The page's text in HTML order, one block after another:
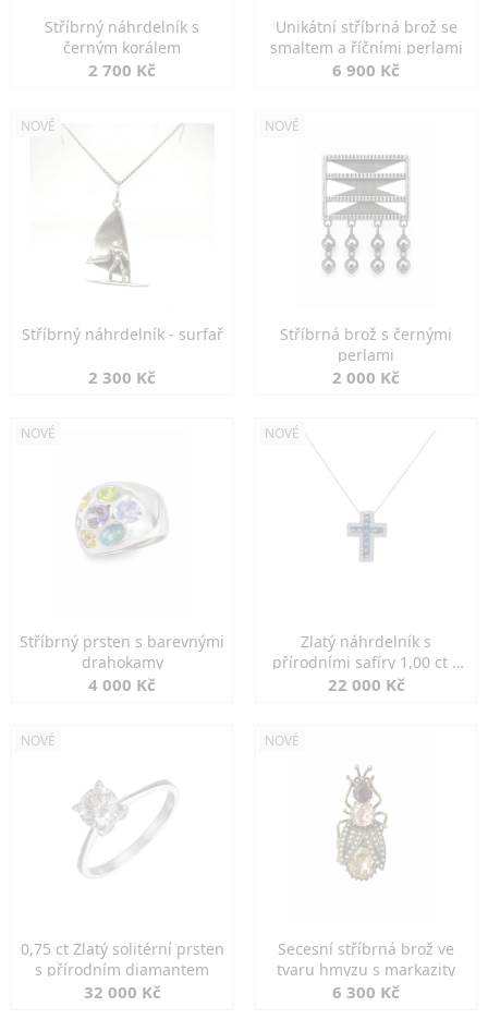
Stříbrný náhrdelník s
černým korálem
2 700 Kč
Unikátní stříbrná brož se
smaltem a říčními perlami
6 900 Kč
NOVÉ
Stříbrný náhrdelník - surfař
2 300 Kč
NOVÉ
Stříbrná brož s černými
perlami
2 000 Kč
NOVÉ
Stříbrný prsten s barevnými
drahokamy
4 000 Kč
NOVÉ
Zlatý náhrdelník s
přírodními safíry 1,00 ct a
diamanty
22 000 Kč
NOVÉ
0,75 ct Zlatý solitérní prsten
s přírodním diamantem
32 000 Kč
NOVÉ
Secesní stříbrná brož ve
tvaru hmyzu s markazity
6 300 Kč